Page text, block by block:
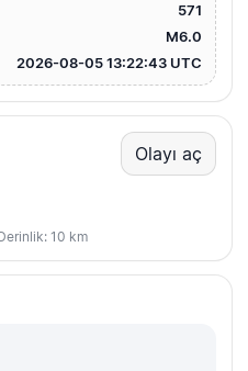
571
M6.0
2026-08-05 13:22:43 UTC
Olayı aç
10 km